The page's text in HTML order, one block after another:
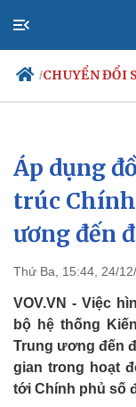
/CHUYỂN ĐỔI
Chính trị
Đảng
Tổ chức nhân sự
Quốc hội
Nhận diện sự thật
Áp dụng
trúc
ương đến
Thứ Ba, 15:44, 24/
VOV.VN - Việc
bộ hệ thống
Trung ương đến
gian trong hoạt
tới Chính phủ số